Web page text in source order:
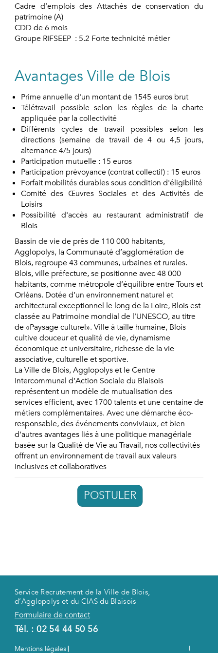
Cadre d’emplois des Attachés de conservation du
patrimoine (A)
CDD de 6 mois
Groupe RIFSEEP : 5.2 Forte technicité métier
Avantages Ville de Blois
Prime annuelle d'un montant de 1545 euros brut
Télétravail possible selon les règles de la charte
appliquée par la collectivité
Différents cycles de travail possibles selon les
directions (semaine de travail de 4 ou 4,5 jours,
alternance 4/5 jours)
Participation mutuelle : 15 euros
Participation prévoyance (contrat collectif) : 15 euros
Forfait mobilités durables sous condition d'éligibilité
Comité des Œuvres Sociales et des Activités de
Loisirs
Possibilité d'accès au restaurant administratif de
Blois
Bassin de vie de près de 110 000 habitants,
Agglopolys, la Communauté d’agglomération de
Blois, regroupe 43 communes, urbaines et rurales.
Blois, ville préfecture, se positionne avec 48 000
habitants, comme métropole d’équilibre entre Tours et
Orléans. Dotée d’un environnement naturel et
architectural exceptionnel le long de la Loire, Blois est
classée au Patrimoine mondial de l’UNESCO, au titre
de «Paysage culturel». Ville à taille humaine, Blois
cultive douceur et qualité de vie, dynamisme
économique et universitaire, richesse de la vie
associative, culturelle et sportive.
La Ville de Blois, Agglopolys et le Centre
Intercommunal d’Action Sociale du Blaisois
représentent un modèle de mutualisation des
services efficient, avec 1700 talents et une centaine de
métiers complémentaires. Avec une démarche éco-
responsable, des événements conviviaux, et bien
d’autres avantages liés à une politique managériale
basée sur la Qualité de Vie au Travail, nos collectivités
offrent un environnement de travail aux valeurs
inclusives et collaboratives
POSTULER
Service Recrutement de la Ville de Blois,
d’Agglopolys et du CIAS du Blaisois
Formulaire de contact
Tél. :02 54 44 50 56
Mentions légales |